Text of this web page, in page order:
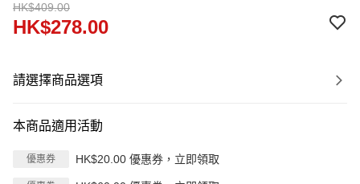
HK$409.00
HK$278.00
請選擇商品選項
本商品適用活動
優惠券 HK$20.00 優惠券，立即領取